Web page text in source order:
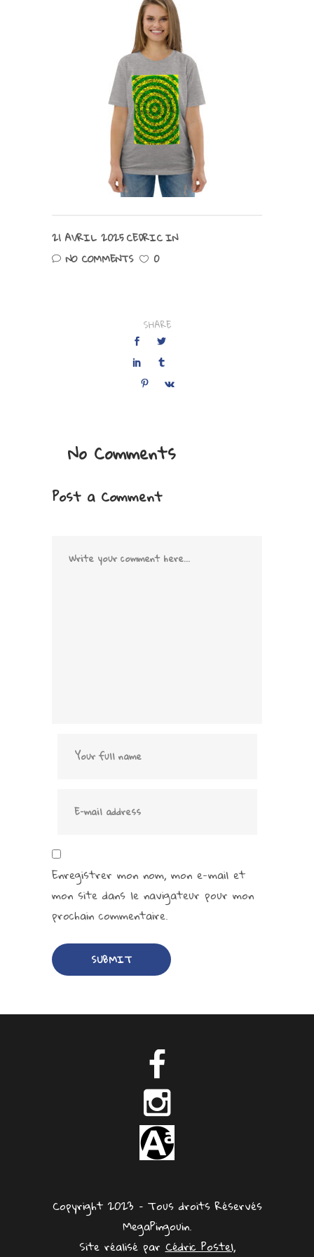
21 AVRIL 2025CEDRICIN
NO COMMENTS
0
SHARE
No Comments
Post a Comment
Enregistrer mon nom, mon e-mail et
mon site dans le navigateur pour mon
prochain commentaire.
Copyright 2023 – Tous droits Réservés
MegaPingouin.
Site réalisé parCédric Postel,